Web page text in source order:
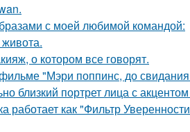
с моей любимой командой:
о котором все говорят.
"Мэри поппинс, до
близкий портрет лица с
работает как "Фильтр